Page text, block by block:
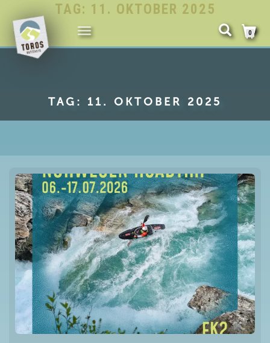
NAVIGATION
UMSCHALTEN
0
TAG: 11. OKTOBER 2025
TAG: 11. OKTOBER 2025